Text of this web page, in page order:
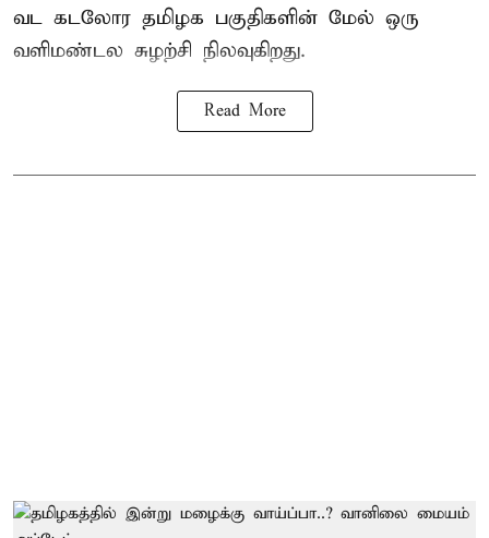
வட கடலோர தமிழக பகுதிகளின் மேல் ஒரு
வளிமண்டல சுழற்சி நிலவுகிறது.
Read More